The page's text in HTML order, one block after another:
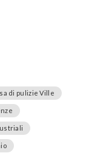
di pulizie Ville